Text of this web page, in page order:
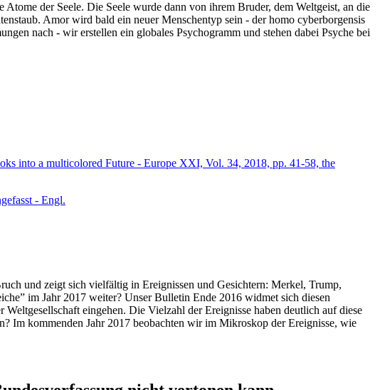
der Seele. Die Seele wurde dann von ihrem Bruder, dem Weltgeist, an die
Amor wird bald ein neuer Menschentyp sein - der homo cyberborgensis
nach - wir erstellen ein globales Psychogramm und stehen dabei Psyche bei
into a multicolored Future - Europe XXI, Vol. 34, 2018, pp. 41-58, the
- Engl.
und zeigt sich vielfältig in Ereignissen und Gesichtern: Merkel, Trump,
im Jahr 2017 weiter? Unser Bulletin Ende 2016 widmet sich diesen
eingehen. Die Vielzahl der Ereignisse haben deutlich auf diese
Im kommenden Jahr 2017 beobachten wir im Mikroskop der Ereignisse, wie